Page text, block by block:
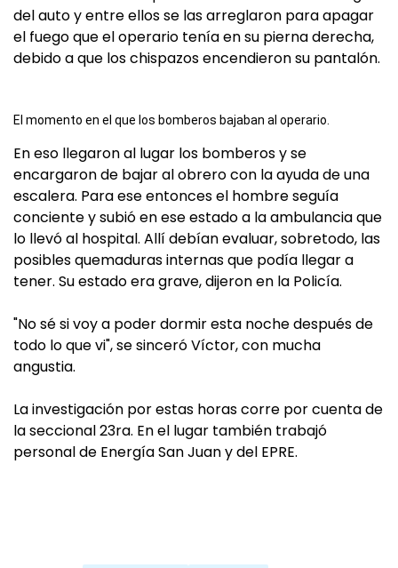
del auto y entre ellos se las arreglaron para apagar
el fuego que el operario tenía en su pierna derecha,
debido a que los chispazos encendieron su pantalón.
El momento en el que los bomberos bajaban al operario.
En eso llegaron al lugar los bomberos y se
encargaron de bajar al obrero con la ayuda de una
escalera. Para ese entonces el hombre seguía
conciente y subió en ese estado a la ambulancia que
lo llevó al hospital. Allí debían evaluar, sobretodo, las
posibles quemaduras internas que podía llegar a
tener. Su estado era grave, dijeron en la Policía.
"No sé si voy a poder dormir esta noche después de
todo lo que vi", se sinceró Víctor, con mucha
angustia.
La investigación por estas horas corre por cuenta de
la seccional 23ra. En el lugar también trabajó
personal de Energía San Juan y del EPRE.